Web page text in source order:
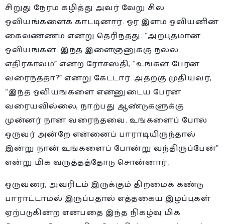
சிறுது நேரம் கழித்து அவர் வேறு சில
ஓவியங்களைக் காட்டினார். ஓர் இளம் ஓவியனின்
கைவண்ணம் என்று தெரிந்தது. “அற்புதமான
ஓவியங்கள். இந்த இளைஞனுக்கு நல்ல
எதிர்காலம்” என்ற ரோசஸ்தி, “உங்கள் பேரன்
வரைந்ததா?” என்று கேட்டார். அதற்கு முதியவர்,
“இந்த ஓவியங்களை என்னுடைய பேரன்
வரையவில்லை, நாற்பது ஆண்டுகளுக்கு
முன்னர் நான் வரைந்தவை. உங்களைப் போல்
ஒருவர் அன்றே என்னைப் பாராடியிருந்தால்
இன்று நான் உங்களைப் போன்று வந்திருப்பேன்”
என்று மிக வருத்தத்தோடு சொன்னார்.
ஒருவரை, அவரிடம் இருக்கும் திறமைக் கண்டு
பாராட்டாமல் இருப்பதால் எத்தகைய இழப்புகள்
ஏற்படுகின்ற என்பதை இந்த நிகழ்வு மிக